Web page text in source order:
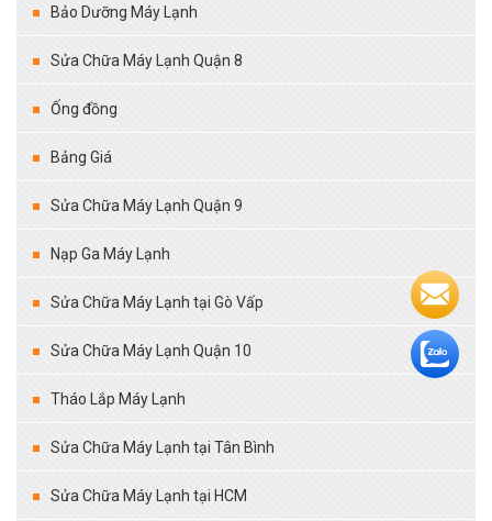
Bảo Dưỡng Máy Lạnh
Sửa Chữa Máy Lạnh Quận 8
Ống đồng
Bảng Giá
Sửa Chữa Máy Lạnh Quận 9
Nạp Ga Máy Lạnh
Sửa Chữa Máy Lạnh tại Gò Vấp
Sửa Chữa Máy Lạnh Quận 10
Tháo Lắp Máy Lạnh
Sửa Chữa Máy Lạnh tại Tân Bình
Sửa Chữa Máy Lạnh tại HCM